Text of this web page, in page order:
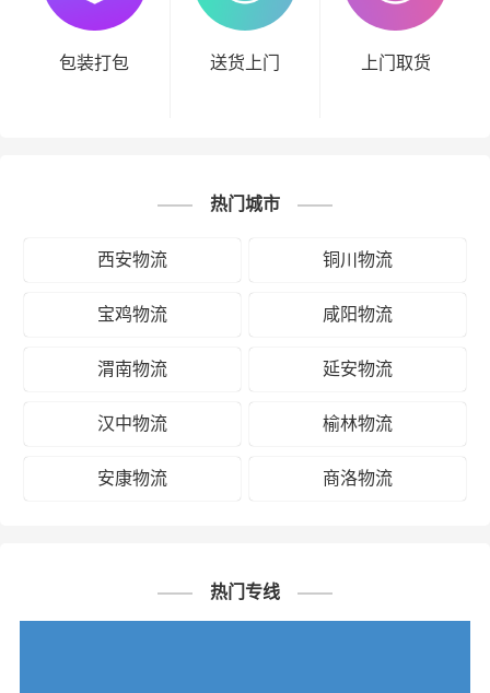
包装打包 送货上门 上门取货
热门城市
西安物流 铜川物流
宝鸡物流 咸阳物流
渭南物流 延安物流
汉中物流 榆林物流
安康物流 商洛物流
热门专线